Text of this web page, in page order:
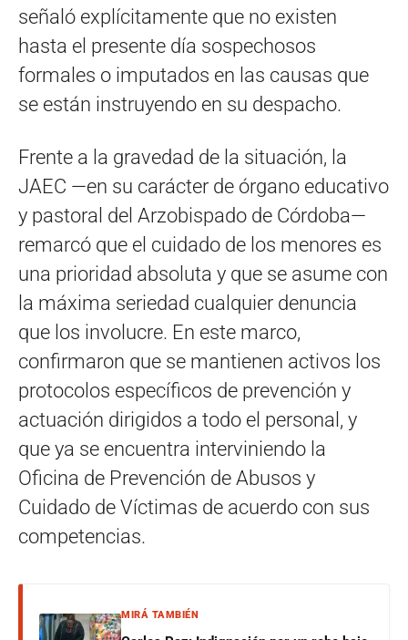
señaló explícitamente que no existen
hasta el presente día sospechosos
formales o imputados en las causas que
se están instruyendo en su despacho.
Frente a la gravedad de la situación, la
JAEC —en su carácter de órgano educativo
y pastoral del Arzobispado de Córdoba—
remarcó que el cuidado de los menores es
una prioridad absoluta y que se asume con
la máxima seriedad cualquier denuncia
que los involucre. En este marco,
confirmaron que se mantienen activos los
protocolos específicos de prevención y
actuación dirigidos a todo el personal, y
que ya se encuentra interviniendo la
Oficina de Prevención de Abusos y
Cuidado de Víctimas de acuerdo con sus
competencias.
MIRÁ TAMBIÉN